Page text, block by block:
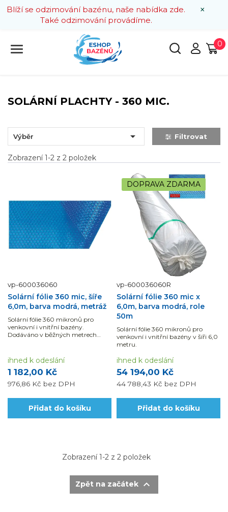
×
Blíží se odzimování bazénu, naše nabídka zde.
Také odzimování provádíme.
0
SOLÁRNÍ PLACHTY - 360 MIC.
Výběr  Filtrovat
Zobrazení 1-2 z 2 položek
vp-600036060
Solární fólie 360 mic, šíře
6,0m, barva modrá, metráž
Solární fólie 360 mikronů pro
venkovní i vnitřní bazény.
Dodáváno v běžných metrech
objednat libovolný počet běžných
metrů.
1 182,00 Kč
976,86 Kč bez DPH
ihned k odeslání
Přidat do košíku
DOPRAVA ZDARMA
vp-600036060R
Solární fólie 360 mic x
6,0m, barva modrá, role
50m
Solární fólie 360 mikronů pro
venkovní i vnitřní bazény v šíři 6,0
metru.
54 194,00 Kč
44 788,43 Kč bez DPH
ihned k odeslání
Přidat do košíku
Zobrazení 1-2 z 2 položek
Zpět na začátek 